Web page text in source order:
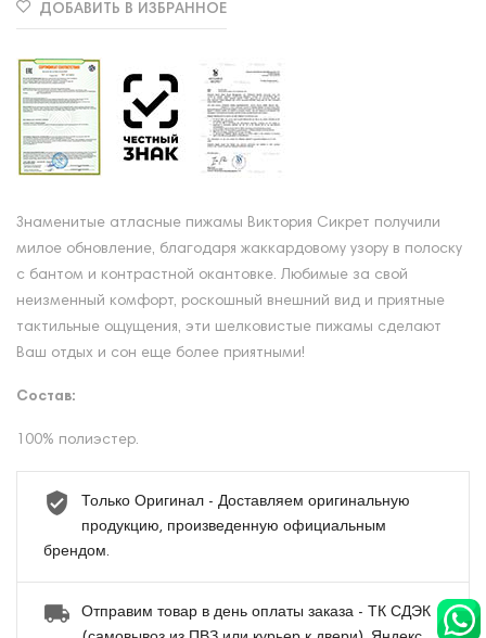
ДОБАВИТЬ В ИЗБРАННОЕ
Знаменитые атласные пижамы Виктория Сикрет получили
милое обновление, благодаря жаккардовому узору в полоску
с бантом и контрастной окантовке. Любимые за свой
неизменный комфорт, роскошный внешний вид и приятные
тактильные ощущения, эти шелковистые пижамы сделают
Ваш отдых и сон еще более приятными!
Состав:
100% полиэстер.
Только Оригинал - Доставляем оригинальную
продукцию, произведенную официальным
брендом.
Отправим товар в день оплаты заказа - ТК СДЭК